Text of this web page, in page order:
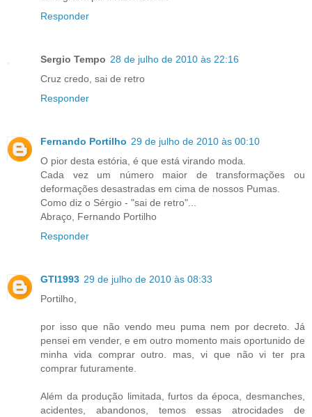
Responder
Sergio Tempo 28 de julho de 2010 às 22:16
Cruz credo, sai de retro
Responder
Fernando Portilho 29 de julho de 2010 às 00:10
O pior desta estória, é que está virando moda.
Cada vez um número maior de transformações ou
deformações desastradas em cima de nossos Pumas.
Como diz o Sérgio - "sai de retro"...
Abraço, Fernando Portilho
Responder
GTI1993 29 de julho de 2010 às 08:33
Portilho,
por isso que não vendo meu puma nem por decreto. Já
pensei em vender, e em outro momento mais oportunido de
minha vida comprar outro. mas, vi que não vi ter pra
comprar futuramente.
Além da produção limitada, furtos da época, desmanches,
acidentes, abandonos, temos essas atrocidades de